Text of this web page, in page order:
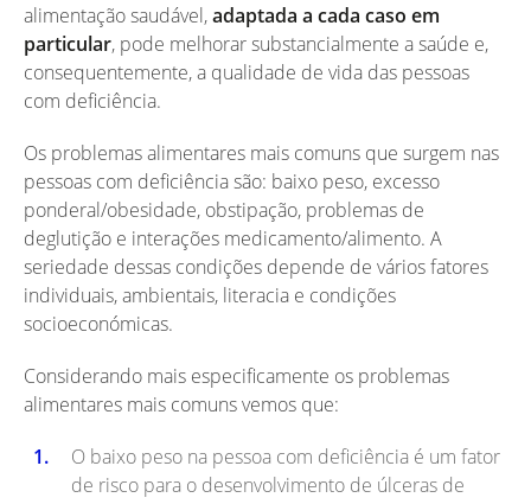
alimentação saudável,adaptada a cada caso em
particular, pode melhorar substancialmente a saúde e,
consequentemente, a qualidade de vida das pessoas
com deficiência.
Os problemas alimentares mais comuns que surgem nas
pessoas com deficiência são: baixo peso, excesso
ponderal/obesidade, obstipação, problemas de
deglutição e interações medicamento/alimento. A
seriedade dessas condições depende de vários fatores
individuais, ambientais, literacia e condições
socioeconómicas.
Considerando mais especificamente os problemas
alimentares mais comuns vemos que:
O baixo peso na pessoa com deficiência é um fator
de risco para o desenvolvimento de úlceras de